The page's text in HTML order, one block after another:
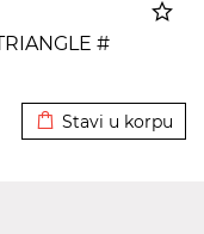
#
Stavi u korpu